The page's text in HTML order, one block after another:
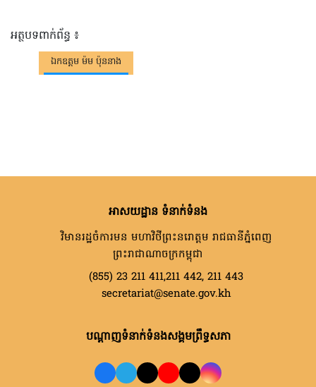
អត្ថបទពាក់ព័ន្ធ ៖
ឯកឧត្តម ម៉ម ប៉ុននាង
អាសយដ្ឋាន ទំនាក់ទំនង
វិមានរដ្ឋចំការមន មហាវិថីព្រះនរោត្តម រាជធានីភ្នំពេញ
ព្រះរាជាណាចក្រកម្ពុជា
(855) 23 211 411,211 442, 211 443
secretariat@senate.gov.kh
បណ្តាញទំនាក់ទំនងសង្គមព្រឹទ្ធសភា